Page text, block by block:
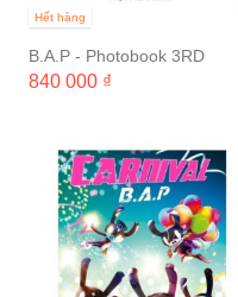
Hết hàng
B.A.P - Photobook 3RD
ADVENTURE [50,000 MILES
840 000 ₫